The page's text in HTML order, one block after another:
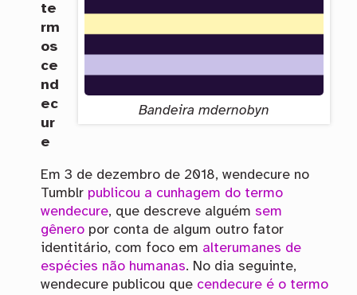
Bandeira mdernobyn
te
rm
os
ce
nd
ec
ur
e
Em 3 de dezembro de 2018, wendecure no
Tumblr publicou a cunhagem do termo
wendecure, que descreve alguém sem
gêneropor conta de algum outro fator
identitário, com foco em alterumanes de
espécies não humanas. No dia seguinte,
wendecure publicou que cendecure é o termo